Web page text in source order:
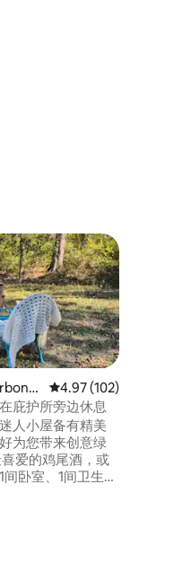
条评价
平均评分 4.97 分（满
4.97 (102)
庇护所旁边休息
人小屋备有精美
为您带来创意绿
爱的鸡尾酒，或
卧室、1间卫生